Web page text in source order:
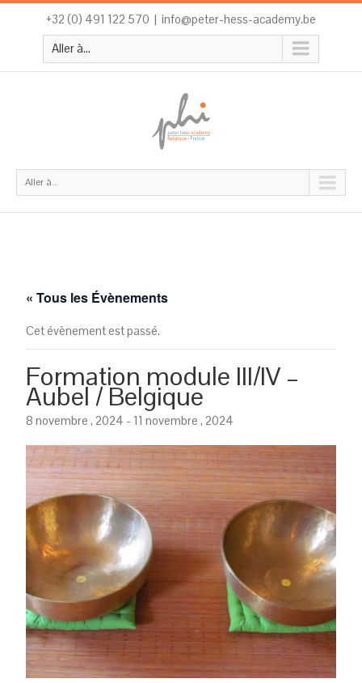
+32 (0) 491 122 570 | info@peter-hess-academy.be
Aller à...
Aller à...
« Tous les Évènements
Cet évènement est passé.
Formation module III/IV –
Aubel / Belgique
8 novembre , 2024 - 11 novembre , 2024